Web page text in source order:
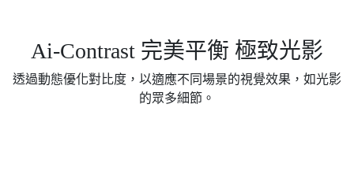
Ai-Contrast 完美平衡 極致光影
透過動態優化對比度，以適應不同場景的視覺效果，如光影
的眾多細節。